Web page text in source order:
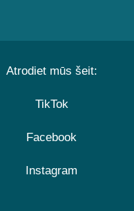
Atrodiet mūs šeit:
TikTok
Facebook
Instagram